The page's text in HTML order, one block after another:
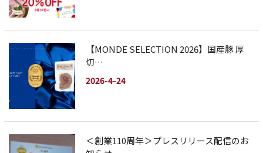
【MONDE SELECTION 2026】国産豚 厚
切…
2026-4-24
＜創業110周年＞プレスリリース配信のお